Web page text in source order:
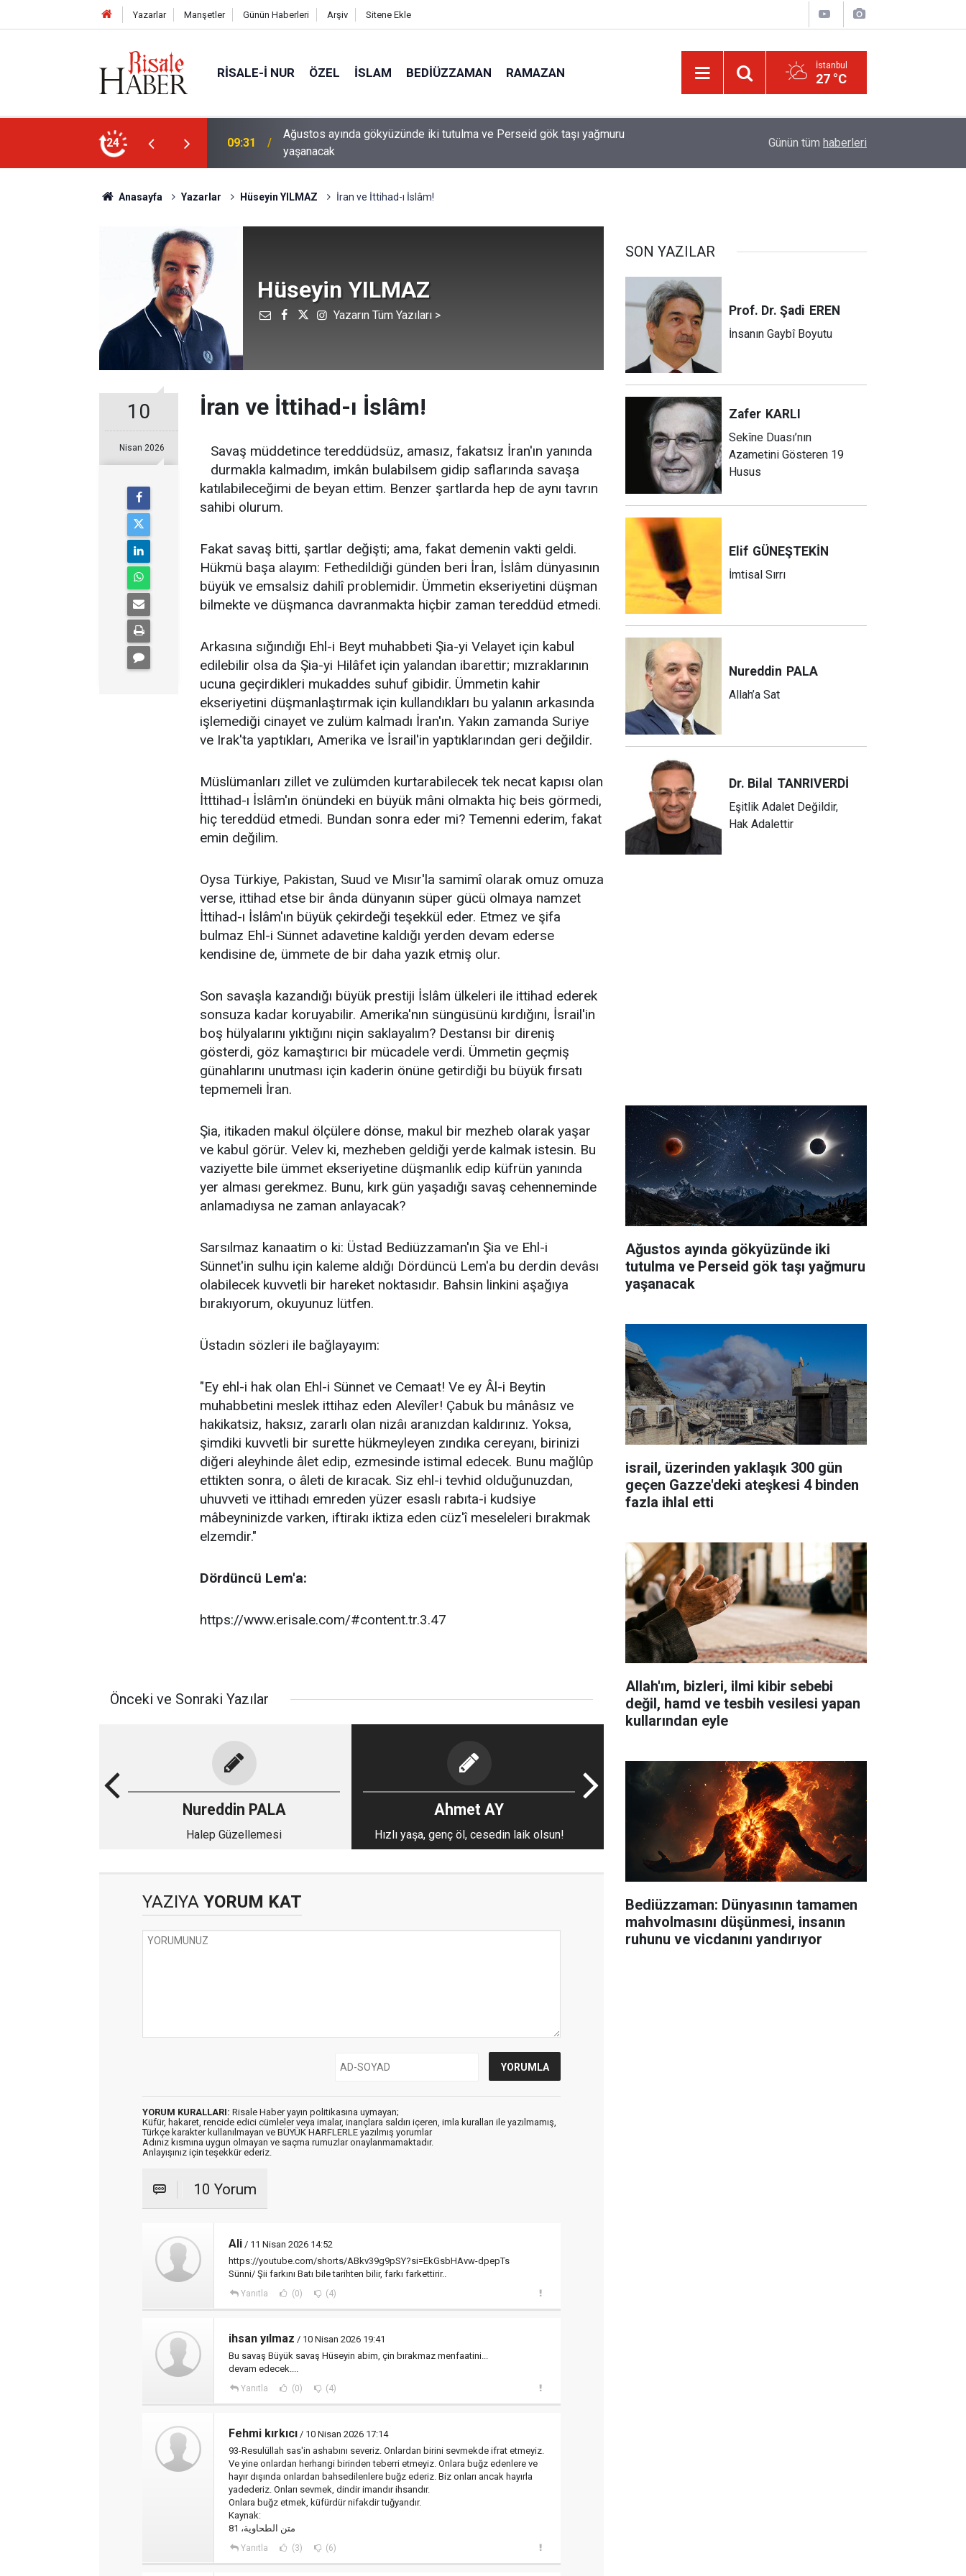
Yazarlar Manşetler Günün Haberleri Arşiv Sitene Ekle
RISALE-I NUR ÖZEL İSLAM BEDIÜZZAMAN RAMAZAN İstanbul
27 °C
24
ve Perseid gök taşı yağmuru
09:12
israil, üzerinden yaklaşık 300 gün geçen Gazze'deki ateşkesi 4 binden fazla
ihlal etti
kullarından eyle
Günün tüm haberleri
Anasayfa Yazarlar Hüseyin YILMAZ İran ve İttihad-ı İslâm!
Hüseyin YILMAZ
Yazarın Tüm Yazıları >
10
Nisan 2026
İran ve İttihad-ı İslâm!
Savaş müddetince tereddüdsüz, amasız, fakatsız İran'ın yanında
durmakla kalmadım, imkân bulabilsem gidip saflarında savaşa
katılabileceğimi de beyan ettim. Benzer şartlarda hep de aynı tavrın
sahibi olurum.
Fakat savaş bitti, şartlar değişti; ama, fakat demenin vakti geldi.
Hükmü başa alayım: Fethedildiği günden beri İran, İslâm dünyasının
büyük ve emsalsiz dahilî problemidir. Ümmetin ekseriyetini düşman
bilmekte ve düşmanca davranmakta hiçbir zaman tereddüd etmedi.
Arkasına sığındığı Ehl-i Beyt muhabbeti Şia-yi Velayet için kabul
edilebilir olsa da Şia-yi Hilâfet için yalandan ibarettir; mızraklarının
ucuna geçirdikleri mukaddes suhuf gibidir. Ümmetin kahir
ekseriyetini düşmanlaştırmak için kullandıkları bu yalanın arkasında
işlemediği cinayet ve zulüm kalmadı İran'ın. Yakın zamanda Suriye
ve Irak'ta yaptıkları, Amerika ve İsrail'in yaptıklarından geri değildir.
Müslümanları zillet ve zulümden kurtarabilecek tek necat kapısı olan
İtttihad-ı İslâm'ın önündeki en büyük mâni olmakta hiç beis görmedi,
hiç tereddüd etmedi. Bundan sonra eder mi? Temenni ederim, fakat
emin değilim.
Oysa Türkiye, Pakistan, Suud ve Mısır'la samimî olarak omuz omuza
verse, ittihad etse bir ânda dünyanın süper gücü olmaya namzet
İttihad-ı İslâm'ın büyük çekirdeği teşekkül eder. Etmez ve şifa
bulmaz Ehl-i Sünnet adavetine kaldığı yerden devam ederse
kendisine de, ümmete de bir daha yazık etmiş olur.
Son savaşla kazandığı büyük prestiji İslâm ülkeleri ile ittihad ederek
sonsuza kadar koruyabilir. Amerika'nın süngüsünü kırdığını, İsrail'in
boş hülyalarını yıktığını niçin saklayalım? Destansı bir direniş
gösterdi, göz kamaştırıcı bir mücadele verdi. Ümmetin geçmiş
günahlarını unutması için kaderin önüne getirdiği bu büyük fırsatı
tepmemeli İran.
Şia, itikaden makul ölçülere dönse, makul bir mezheb olarak yaşar
ve kabul görür. Velev ki, mezheben geldiği yerde kalmak istesin. Bu
vaziyette bile ümmet ekseriyetine düşmanlık edip küfrün yanında
yer alması gerekmez. Bunu, kırk gün yaşadığı savaş cehenneminde
anlamadıysa ne zaman anlayacak?
Sarsılmaz kanaatim o ki: Üstad Bediüzzaman'ın Şia ve Ehl-i
Sünnet'in sulhu için kaleme aldığı Dördüncü Lem'a bu derdin devâsı
olabilecek kuvvetli bir hareket noktasıdır. Bahsin linkini aşağıya
bırakıyorum, okuyunuz lütfen.
Üstadın sözleri ile bağlayayım:
"Ey ehl-i hak olan Ehl-i Sünnet ve Cemaat! Ve ey Âl-i Beytin
muhabbetini meslek ittihaz eden Alevîler! Çabuk bu mânâsız ve
hakikatsiz, haksız, zararlı olan nizâı aranızdan kaldırınız. Yoksa,
şimdiki kuvvetli bir surette hükmeyleyen zındıka cereyanı, birinizi
diğeri aleyhinde âlet edip, ezmesinde istimal edecek. Bunu mağlûp
ettikten sonra, o âleti de kıracak. Siz ehl-i tevhid olduğunuzdan,
uhuvveti ve ittihadı emreden yüzer esaslı rabıta-i kudsiye
mâbeyninizde varken, iftirakı iktiza eden cüz'î meseleleri bırakmak
elzemdir."
Dördüncü Lem'a:
https://www.erisale.com/#content.tr.3.47
Önceki ve Sonraki Yazılar
Nureddin PALA
Halep Güzellemesi
Ahmet AY
Hızlı yaşa, genç öl, cesedin laik olsun!
YAZIYA YORUM KAT
YORUM KURALLARI: Risale Haber yayın politikasına uymayan;
Küfür, hakaret, rencide edici cümleler veya imalar, inançlara saldırı içeren, imla kuralları ile yazılmamış,
Türkçe karakter kullanılmayan ve BÜYÜK HARFLERLE yazılmış yorumlar
Adınız kısmına uygun olmayan ve saçma rumuzlar onaylanmamaktadır.
Anlayışınız için teşekkür ederiz.
10 Yorum
Ali / 11 Nisan 2026 14:52
https://youtube.com/shorts/ABkv39g9pSY?si=EkGsbHAvw-dpepTs
Sünni/ Şii farkını Batı bile tarihten bilir, farkı farkettirir..
Yanıtla (0) (4)
ihsan yılmaz / 10 Nisan 2026 19:41
Bu savaş Büyük savaş Hüseyin abim, çin bırakmaz menfaatini...
devam edecek....
Yanıtla (0) (4)
Fehmi kırkıcı / 10 Nisan 2026 17:14
93-Resulüllah sas'in ashabını severiz. Onlardan birini sevmekde ifrat etmeyiz.
Ve yine onlardan herhangi birinden teberri etmeyiz. Onlara buğz edenlere ve
hayır dışında onlardan bahsedilenlere buğz ederiz. Biz onları ancak hayırla
yadederiz. Onları sevmek, dindir imandır ihsandır.
Onlara buğz etmek, küfürdür nifakdir tuğyandır.
Kaynak:
متن الطحاوية، 81
Yanıtla (3) (6)
SON YAZILAR
Prof. Dr. Şadi EREN
İnsanın Gaybî Boyutu
Zafer KARLI
Sekîne Duası’nın
Azametini Gösteren 19
Husus
Elif GÜNEŞTEKİN
İmtisal Sırrı
Nureddin PALA
Allah’a Sat
Dr. Bilal TANRIVERDİ
Eşitlik Adalet Değildir,
Hak Adalettir
Ağustos ayında gökyüzünde iki
tutulma ve Perseid gök taşı yağmuru
yaşanacak
israil, üzerinden yaklaşık 300 gün
geçen Gazze'deki ateşkesi 4 binden
fazla ihlal etti
Allah'ım, bizleri, ilmi kibir sebebi
değil, hamd ve tesbih vesilesi yapan
kullarından eyle
Bediüzzaman: Dünyasının tamamen
mahvolmasını düşünmesi, insanın
ruhunu ve vicdanını yandırıyor